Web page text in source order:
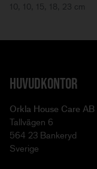
10, 10, 15, 18, 23 cm
HUVUDKONTOR
Orkla House Care AB
Tallvägen 6
564 23 Bankeryd
Sverige